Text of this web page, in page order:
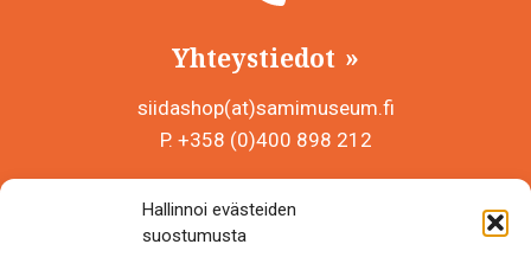
Hallinnoi evästeiden
suostumusta
Yhteystiedot
siidashop(at)samimuseum.fi
P. +358 (0)400 898 212
Y-tunnus 0625907-2